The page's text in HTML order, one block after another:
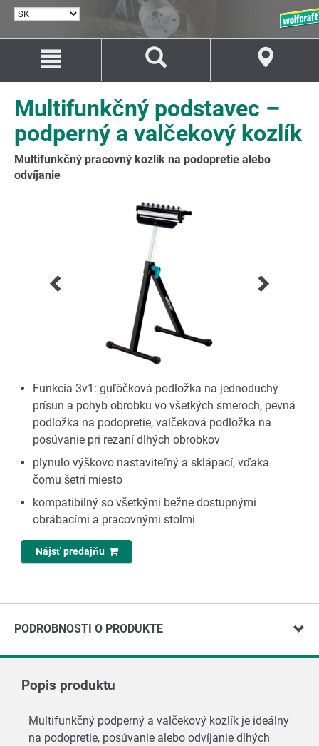
Obsah
Navigáciu
Multifunkčný podstavec –
podperný a valčekový kozlík
Multifunkčný pracovný kozlík na podopretie alebo
odvíjanie
Funkcia 3v1: guľôčková podložka na jednoduchý
prísun a pohyb obrobku vo všetkých smeroch, pevná
podložka na podopretie, valčeková podložka na
posúvanie pri rezaní dlhých obrobkov
plynulo výškovo nastaviteľný a sklápací, vďaka
čomu šetrí miesto
kompatibilný so všetkými bežne dostupnými
obrábacími a pracovnými stolmi
Nájsť predajňu
PODROBNOSTI O PRODUKTE
Popis produktu
Multifunkčný podperný a valčekový kozlík je ideálny
na podopretie, posúvanie alebo odvíjanie dlhých